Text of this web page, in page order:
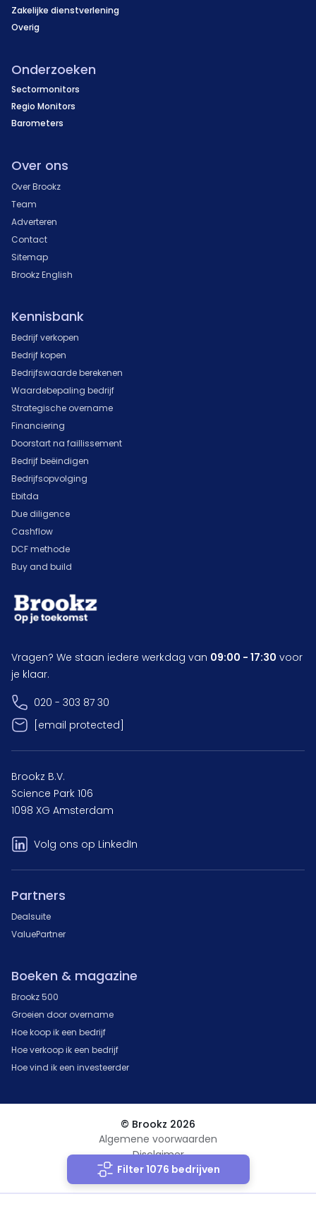
Filter 1076 bedrijven
Zakelijke dienstverlening
Overig
Onderzoeken
Sectormonitors
Regio Monitors
Barometers
Over ons
Over Brookz
Team
Adverteren
Contact
Sitemap
Brookz English
Kennisbank
Bedrijf verkopen
Bedrijf kopen
Bedrijfswaarde berekenen
Waardebepaling bedrijf
Strategische overname
Financiering
Doorstart na faillissement
Bedrijf beëindigen
Bedrijfsopvolging
Ebitda
Due diligence
Cashflow
DCF methode
Buy and build
Vragen? We staan iedere werkdag van 09:00 - 17:30 voor
je klaar.
020 - 303 87 30
[email protected]
Brookz B.V.
Science Park 106
1098 XG Amsterdam
Volg ons op LinkedIn
Partners
Dealsuite
ValuePartner
Boeken & magazine
Brookz 500
Groeien door overname
Hoe koop ik een bedrijf
Hoe verkoop ik een bedrijf
Hoe vind ik een investeerder
© Brookz 2026
Algemene voorwaarden
Disclaimer
Privacy Statement